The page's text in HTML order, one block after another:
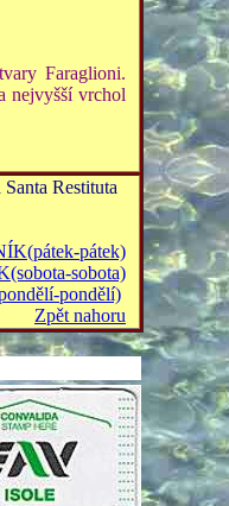
Faraglioni.
nejvyšší vrchol
Restituta
pátek)
sobota)
pondělí)
Zpět nahoru